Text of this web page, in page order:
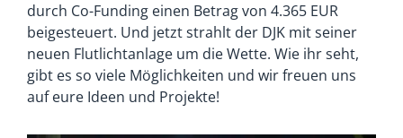
durch Co-Funding einen Betrag von 4.365 EUR
beigesteuert. Und jetzt strahlt der DJK mit seiner
neuen Flutlichtanlage um die Wette. Wie ihr seht,
gibt es so viele Möglichkeiten und wir freuen uns
auf eure Ideen und Projekte!